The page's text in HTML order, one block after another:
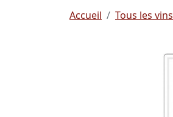
Accueil
Tous les vins